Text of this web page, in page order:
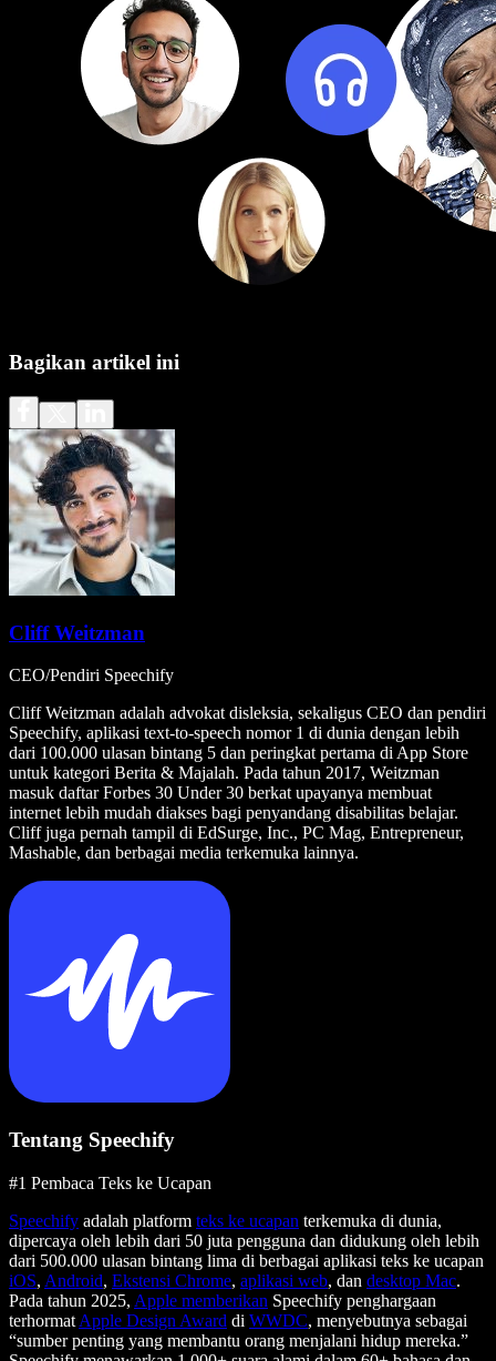
Bagikan artikel ini
Cliff Weitzman
CEO/Pendiri Speechify
Cliff Weitzman adalah advokat disleksia, sekaligus CEO dan pendiri
Speechify, aplikasi text-to-speech nomor 1 di dunia dengan lebih
dari 100.000 ulasan bintang 5 dan peringkat pertama di App Store
untuk kategori Berita & Majalah. Pada tahun 2017, Weitzman
masuk daftar Forbes 30 Under 30 berkat upayanya membuat
internet lebih mudah diakses bagi penyandang disabilitas belajar.
Cliff juga pernah tampil di EdSurge, Inc., PC Mag, Entrepreneur,
Mashable, dan berbagai media terkemuka lainnya.
Tentang Speechify
#1 Pembaca Teks ke Ucapan
Speechify adalah platform teks ke ucapan terkemuka di dunia,
dipercaya oleh lebih dari 50 juta pengguna dan didukung oleh lebih
dari 500.000 ulasan bintang lima di berbagai aplikasi teks ke ucapan
iOS, Android, Ekstensi Chrome, aplikasi web, dan desktop Mac.
Pada tahun 2025, Apple memberikan Speechify penghargaan
terhormat Apple Design Award di WWDC, menyebutnya sebagai
“sumber penting yang membantu orang menjalani hidup mereka.”